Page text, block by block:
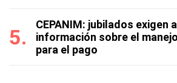
CEPANIM: jubilados exigen
información sobre el
para el pago